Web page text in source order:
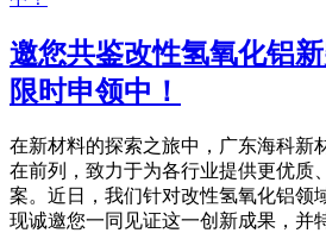
邀您共鉴改性氢氧化铝
限时申领中！
在新材料的探索之旅中，广东海科新
在前列，致力于为各行业提供更优质
案。近日，我们针对改性氢氧化铝领
现诚邀您一同见证这一创新成果，并